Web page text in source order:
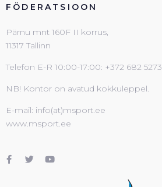
FÖDERATSIOON
Pärnu mnt 160F II korrus,
11317 Tallinn
Telefon E-R 10:00-17:00: +372 682 5273
NB! Kontor on avatud kokkuleppel.
E-mail: info(at)msport.ee
www.msport.ee